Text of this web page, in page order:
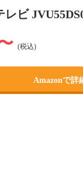
ビ
(税込)
Amazonで詳